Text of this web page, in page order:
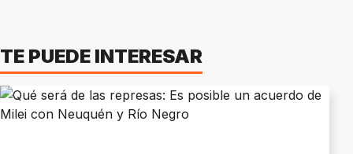
TE PUEDE INTERESAR